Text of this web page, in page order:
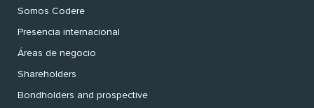
Somos Codere
Presencia internacional
Áreas de negocio
Shareholders
Bondholders and prospective